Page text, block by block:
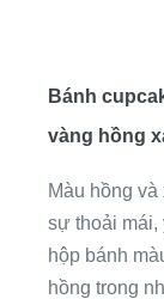
Bánh
vàng hồng
Màu hồng
sự thoải
hộp bánh
hồng trong